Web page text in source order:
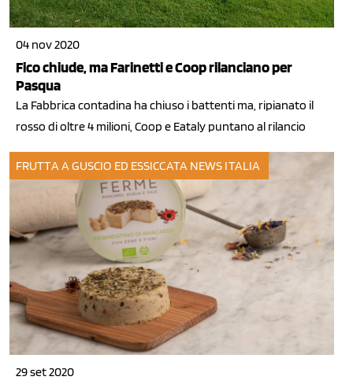
04 nov 2020
Fico chiude, ma Farinetti e Coop rilanciano per
Pasqua
La Fabbrica contadina ha chiuso i battenti ma, ripianato il
rosso di oltre 4 milioni, Coop e Eataly puntano al rilancio
FRUTTA A GUSCIO ED ESSICCATA NEWS ITALIA
29 set 2020